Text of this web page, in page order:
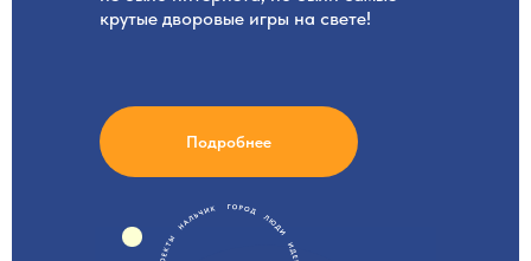
Подробнее
крутые дворовые игры на свете!